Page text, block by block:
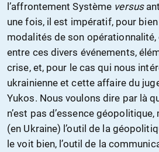
l’affrontement Système versus
une fois, il est impératif, pour bien
modalités de son opérationnalité,
entre ces divers événements,
crise, et, pour le cas qui nous
ukrainienne et cette affaire du
Yukos. Nous voulons dire par là
n’est pas d’essence
(en Ukraine) l’outil de la
le voit bien, l’outil de la